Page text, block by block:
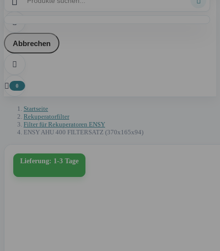

Abbrechen

 0
Startseite
Rekuperatorfilter
Filter für Rekuperatoren ENSY
ENSY AHU 400 FILTERSATZ (370x165x94)
Lieferung: 1-3 Tage